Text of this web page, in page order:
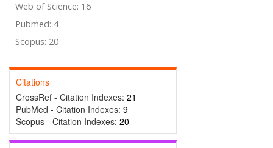
Web of Science: 16
Pubmed: 4
Scopus: 20
Citations
CrossRef - Citation Indexes: 21
PubMed - Citation Indexes: 9
Scopus - Citation Indexes: 20